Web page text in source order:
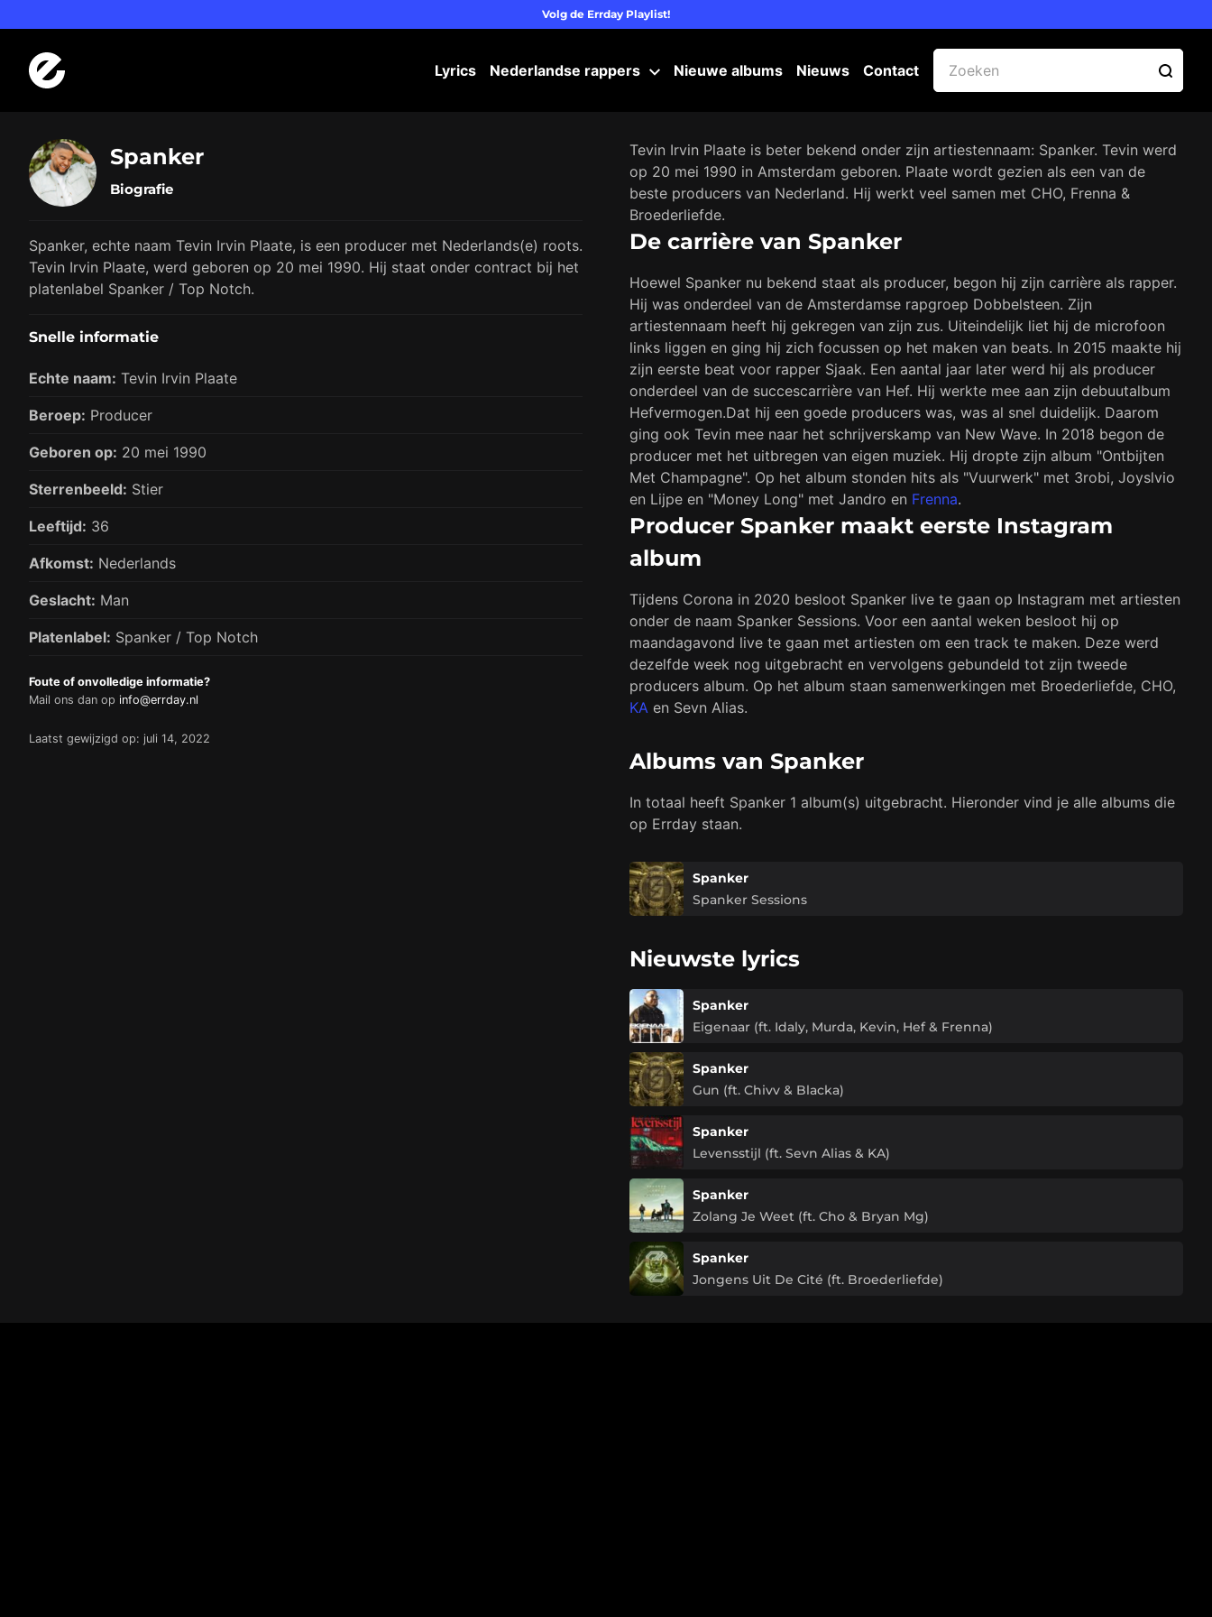
Volg de Errday Playlist!
Lyrics Nederlandse rappers Nieuwe albums Nieuws Contact
Spanker
Biografie
Spanker, echte naam Tevin Irvin Plaate, is een producer met Nederlands(e) roots.
Tevin Irvin Plaate, werd geboren op 20 mei 1990. Hij staat onder contract bij het
platenlabel Spanker / Top Notch.
Snelle informatie
Echte naam: Tevin Irvin Plaate
Beroep: Producer
Geboren op: 20 mei 1990
Sterrenbeeld: Stier
Leeftijd: 36
Afkomst: Nederlands
Geslacht: Man
Platenlabel: Spanker / Top Notch
Foute of onvolledige informatie?
Mail ons dan op info@errday.nl
Laatst gewijzigd op: juli 14, 2022
Tevin Irvin Plaate is beter bekend onder zijn artiestennaam: Spanker. Tevin werd
op 20 mei 1990 in Amsterdam geboren. Plaate wordt gezien als een van de
beste producers van Nederland. Hij werkt veel samen met CHO, Frenna &
Broederliefde.
De carrière van Spanker
Hoewel Spanker nu bekend staat als producer, begon hij zijn carrière als rapper.
Hij was onderdeel van de Amsterdamse rapgroep Dobbelsteen. Zijn
artiestennaam heeft hij gekregen van zijn zus. Uiteindelijk liet hij de microfoon
links liggen en ging hij zich focussen op het maken van beats. In 2015 maakte hij
zijn eerste beat voor rapper Sjaak. Een aantal jaar later werd hij als producer
onderdeel van de succescarrière van Hef. Hij werkte mee aan zijn debuutalbum
Hefvermogen.Dat hij een goede producers was, was al snel duidelijk. Daarom
ging ook Tevin mee naar het schrijverskamp van New Wave. In 2018 begon de
producer met het uitbregen van eigen muziek. Hij dropte zijn album "Ontbijten
Met Champagne". Op het album stonden hits als "Vuurwerk" met 3robi, Joyslvio
en Lijpe en "Money Long" met Jandro en Frenna.
Producer Spanker maakt eerste Instagram
album
Tijdens Corona in 2020 besloot Spanker live te gaan op Instagram met artiesten
onder de naam Spanker Sessions. Voor een aantal weken besloot hij op
maandagavond live te gaan met artiesten om een track te maken. Deze werd
dezelfde week nog uitgebracht en vervolgens gebundeld tot zijn tweede
producers album. Op het album staan samenwerkingen met Broederliefde, CHO,
KAen Sevn Alias.
Albums van Spanker
In totaal heeft Spanker 1 album(s) uitgebracht. Hieronder vind je alle albums die
op Errday staan.
Spanker
Spanker Sessions
Nieuwste lyrics
Spanker
Eigenaar (ft. Idaly, Murda, Kevin, Hef & Frenna)
Spanker
Gun (ft. Chivv & Blacka)
Spanker
Levensstijl (ft. Sevn Alias & KA)
Spanker
Zolang Je Weet (ft. Cho & Bryan Mg)
Spanker
Jongens Uit De Cité (ft. Broederliefde)